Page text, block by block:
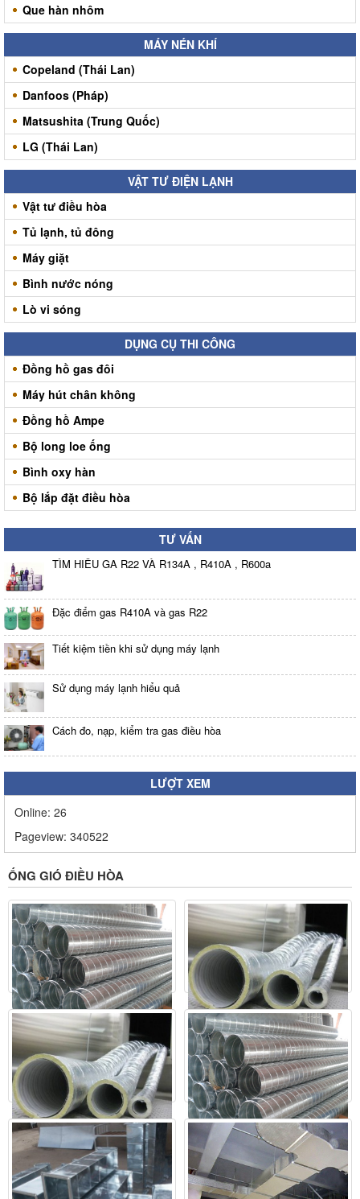
Que hàn nhôm
MÁY NÉN KHÍ
Copeland (Thái Lan)
Danfoos (Pháp)
Matsushita (Trung Quốc)
LG (Thái Lan)
VẬT TƯ ĐIỆN LẠNH
Vật tư điều hòa
Tủ lạnh, tủ đông
Máy giặt
Bình nước nóng
Lò vi sóng
DỤNG CỤ THI CÔNG
Đồng hồ gas đôi
Máy hút chân không
Đồng hồ Ampe
Bộ long loe ống
Bình oxy hàn
Bộ lắp đặt điều hòa
TƯ VẤN
TÌM HIỂU GA R22 VÀ R134A , R410A , R600a
Đặc điểm gas R410A và gas R22
Tiết kiệm tiền khi sử dụng máy lạnh
Sử dụng máy lạnh hiểu quả
Cách đo, nạp, kiểm tra gas điều hòa
LƯỢT XEM
Online: 26
Pageview: 340522
ỐNG GIÓ ĐIỀU HÒA
Ống gió mềm không bảo ôn
Liên hệ
Mua ngay
Chi tiết
Ống gió mềm có bảo ôn
Liên hệ
Mua ngay
Chi tiết
Ống dẫn gió tươi
Liên hệ
Ống hút khí thải
Liên hệ